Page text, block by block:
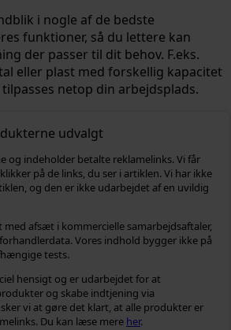
i nogle af de bedste
funktioner, så du lettere kan
der passer til dit behov. F.eks.
eller plast med forskellig kapacitet
netop din arbejdsplads.
udvalgt
og indeholder betalte reklamelinks. Vi får
på de links, du ser i artiklen. Vi har ikke
og den er ikke udarbejdet af en uvildig
afsæt i kommercielle samarbejdsaftaler,
Vores indhold bygger ikke på
tests.
hensigt og er udarbejdet for at
og skabe indtjening via
vi at gøre det klart, at alle produkter er
Du kan læse mere her.